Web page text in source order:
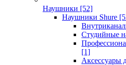
Наушники [52]
Наушники Shure
Студийные
[1]
Аксессуары